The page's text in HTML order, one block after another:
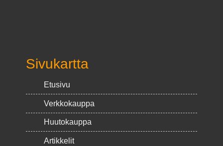
Sivukartta
Etusivu
Verkkokauppa
Huutokauppa
Artikkelit